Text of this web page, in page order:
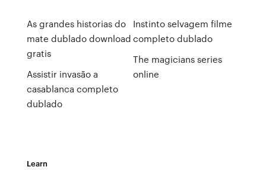
As grandes historias do
mate dublado download
gratis
Assistir invasão a
casablanca completo
dublado
Instinto selvagem filme
completo dublado
The magicians series
online
Learn